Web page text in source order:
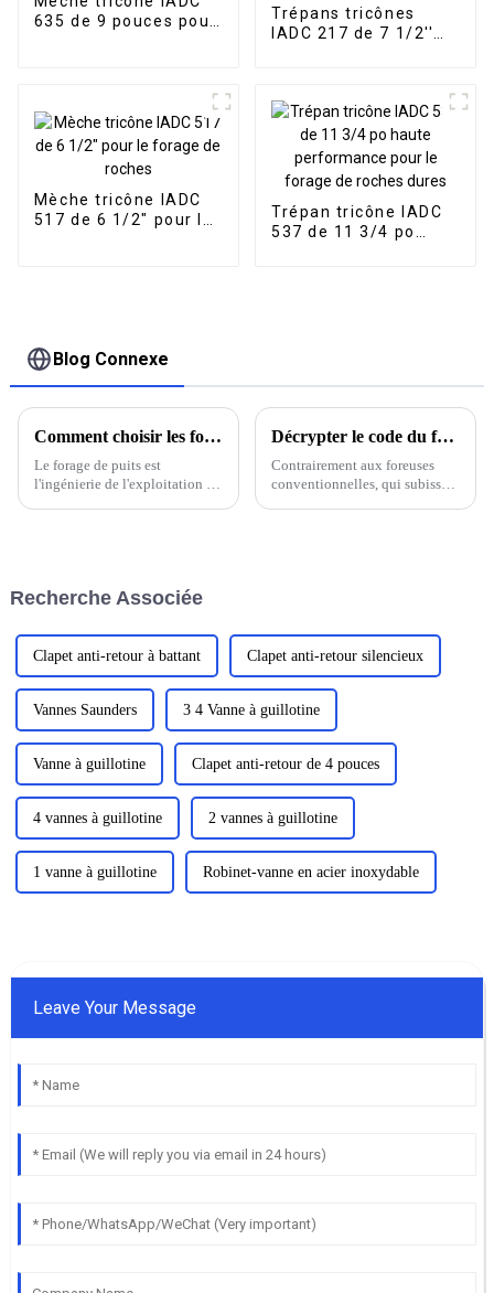
635 de 9 pouces pour
Trépans tricônes
IADC 217 de 7 1/2''
Mèche tricône IADC
517 de 6 1/2" pour le
Trépan tricône IADC
537 de 11 3/4 po
Blog Connexe
Comment choisir les forets de puits d'eau
Le forage de puits est
l'ingénierie de l'exploitation et
sont des eaux qui existent…
Décrypter le code du forage de roches dures : la technologie DTH révolutionnaire.
Contrairement aux foreuses
conventionnelles, qui subissent
Recherche Associée
Clapet anti-retour à battant Clapet anti-retour silencieux
Vannes Saunders 3 4 Vanne à guillotine
Vanne à guillotine Clapet anti-retour de 4 pouces
4 vannes à guillotine 2 vannes à guillotine
1 vanne à guillotine Robinet-vanne en acier inoxydable
Leave Your Message